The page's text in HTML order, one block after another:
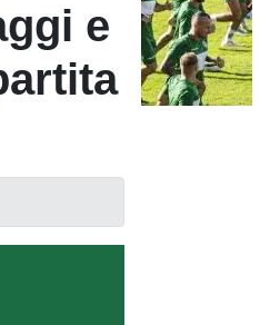
e